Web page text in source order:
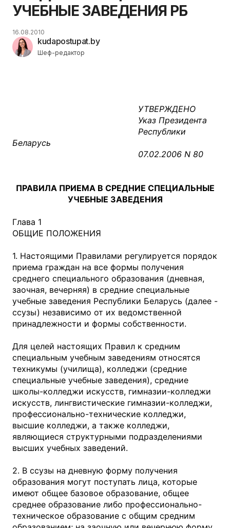
УЧЕБНЫЕ ЗАВЕДЕНИЯ РБ
kudapostupat.by
Шеф-редактор
16.08.2010
УТВЕРЖДЕНО
Указ Президента
Республики
Беларусь
07.02.2006 N 80
ПРАВИЛА ПРИЕМА В СРЕДНИЕ СПЕЦИАЛЬНЫЕ
УЧЕБНЫЕ ЗАВЕДЕНИЯ
Глава 1
ОБЩИЕ ПОЛОЖЕНИЯ
1. Настоящими Правилами регулируется порядок
приема граждан на все формы получения
среднего специального образования (дневная,
заочная, вечерняя) в средние специальные
учебные заведения Республики Беларусь (далее -
ссузы) независимо от их ведомственной
принадлежности и формы собственности.
Для целей настоящих Правил к средним
специальным учебным заведениям относятся
техникумы (училища), колледжи (средние
специальные учебные заведения), средние
школы-колледжи искусств, гимназии-колледжи
искусств, лингвистические гимназии-колледжи,
профессионально-технические колледжи,
высшие колледжи, а также колледжи,
являющиеся структурными подразделениями
высших учебных заведений.
2. В ссузы на дневную форму получения
образования могут поступать лица, которые
имеют общее базовое образование, общее
среднее образование либо профессионально-
техническое образование с общим средним